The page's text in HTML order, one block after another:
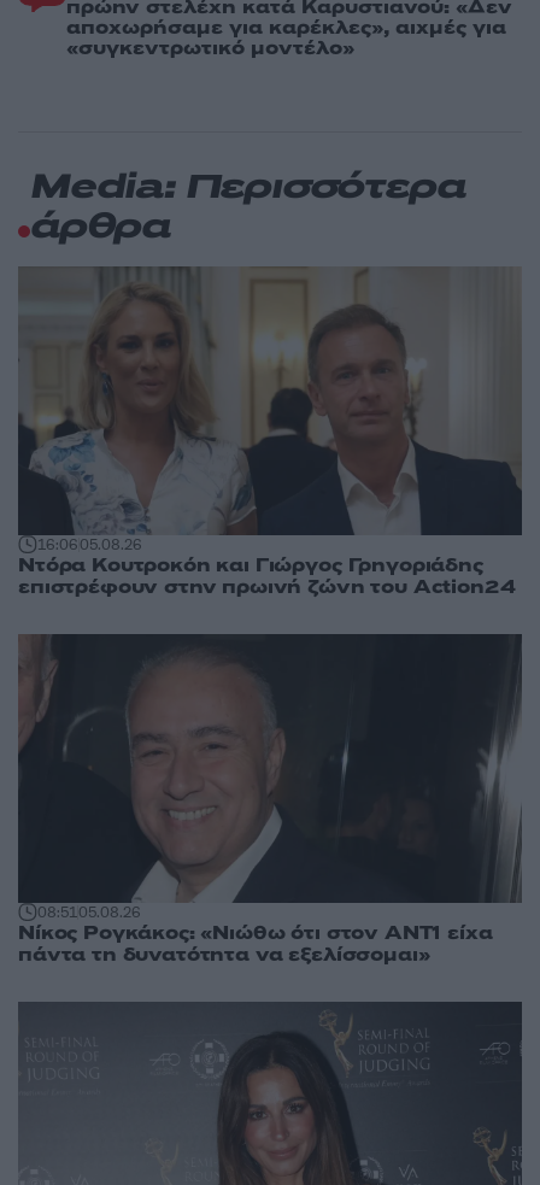
πρώην στελέχη κατά Καρυστιανού: «Δεν
αποχωρήσαμε για καρέκλες», αιχμές για
«συγκεντρωτικό μοντέλο»
Media: Περισσότερα
άρθρα
16:0605.08.26
Ντόρα Κουτροκόη και Γιώργος Γρηγοριάδης
επιστρέφουν στην πρωινή ζώνη του Action24
08:5105.08.26
Νίκος Ρογκάκος: «Νιώθω ότι στον ΑΝΤ1 είχα
πάντα τη δυνατότητα να εξελίσσομαι»